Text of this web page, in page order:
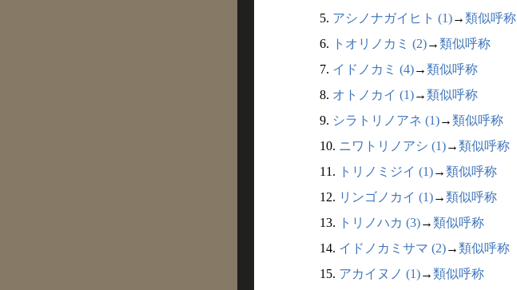
5. アシノナガイヒト (1)→類似呼称
6.
トオリノカミ (2)→類似呼称
7. イドノカミ (4)→類似呼称
8. オトノカイ (1)→類似呼称
9. シラトリノアネ (1)→類似呼称
10. ニワトリノアシ (1)→類似呼称
11.
トリノミジイ (1)→類似呼称
12. リンゴノカイ (1)→類似呼称
13.
トリノハカ (3)→類似呼称
14. イドノカミサマ (2)→類似呼称
15. アカイヌノ (1)→類似呼称